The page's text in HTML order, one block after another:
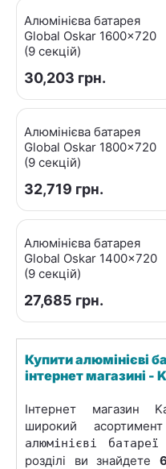
Купити алюмінієві
інтернет магазині
Інтернет магазин
широкий
алюмінієві
розділі ви знайдете6
Алюмінієва батарея
Global Oskar 1600x720
(9 секцій)
30,203 грн.
Алюмінієва батарея
Global Oskar 1800x720
(9 секцій)
32,719 грн.
Алюмінієва батарея
Global Oskar 1400x720
(9 секцій)
27,685 грн.